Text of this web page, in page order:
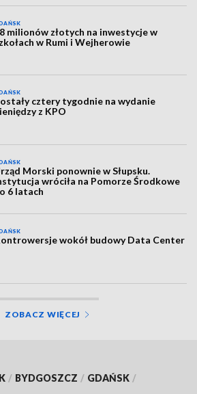
milionów złotych na inwestycje w
w Rumi i Wejherowie
cztery tygodnie na wydanie
z KPO
Morski ponownie w Słupsku.
wróciła na Pomorze Środkowe
6 latach
wokół budowy Data Center
ZOBACZ WIĘCEJ
/ BYDGOSZCZ / GDAŃSK /